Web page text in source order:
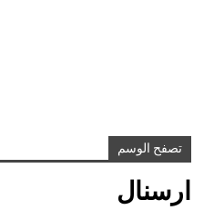
تصفح الوسم
ارسنال